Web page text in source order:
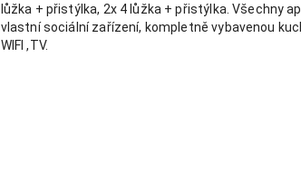
lůžka + přistýlka, 2x 4 lůžka + přistýlka. Všechny
vlastní sociální zařízení, kompletně vybavenou
WIFI ,TV.